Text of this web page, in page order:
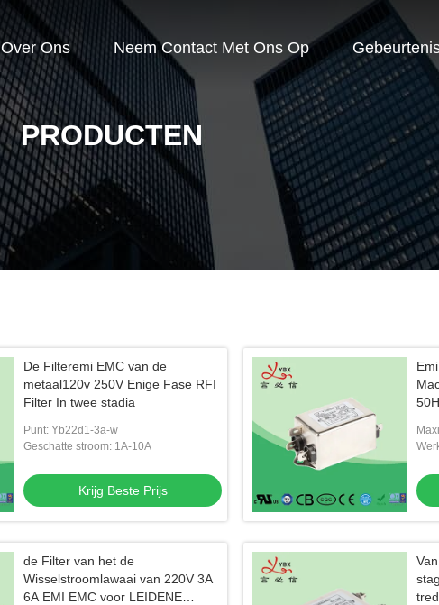
Over Ons Neem Contact Met Ons Op
PRODUCTEN
De Filteremi EMC van de
metaal120v 250V Enige Fase RFI
Filter In twee stadia
Punt: Yb22d1-3a-w
Geschatte stroom: 1A-10A
Krijg Beste Prijs
de Filter van het de
Wisselstroomlawaai van 220V 3A
6A EMI EMC voor LEIDENE